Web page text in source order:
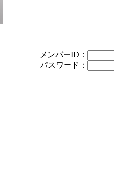
メンバーID：
パスワード：